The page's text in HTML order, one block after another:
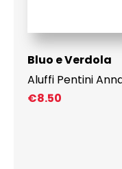
Bluo e Verdola
Aluffi Pentini
€8.50